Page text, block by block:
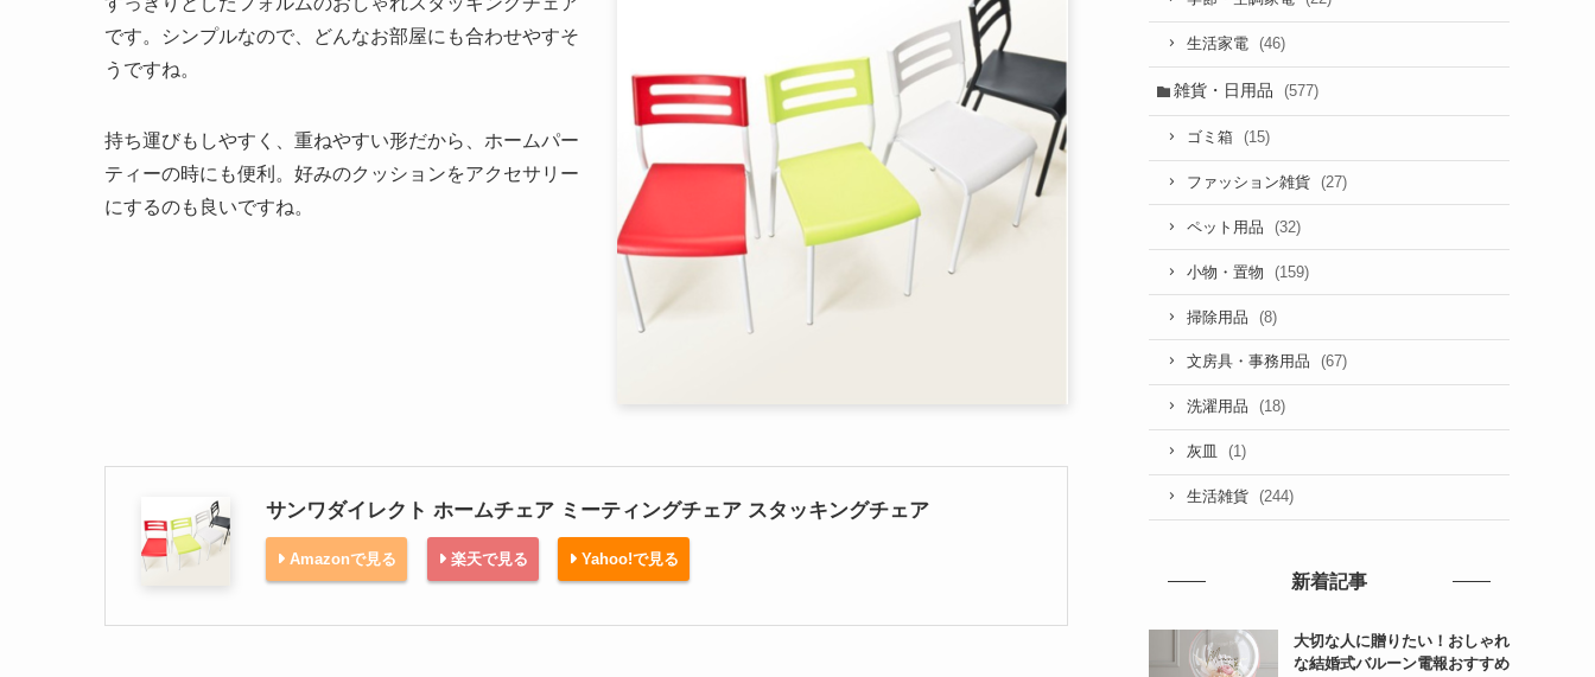
です。シンプルなので、どんなお部屋にも合わせやすそ
うですね。
持ち運びもしやすく、重ねやすい形だから、ホームパー
ティーの時にも便利。好みのクッションをアクセサリー
にするのも良いですね。
サンワダイレクト ホームチェア ミーティングチェア スタッキングチェア
Amazonで見る 楽天で見る Yahoo!で見る
生活家電 (46)
雑貨・日用品 (577)
ゴミ箱 (15)
ファッション雑貨 (27)
ペット用品 (32)
小物・置物 (159)
掃除用品 (8)
文房具・事務用品 (67)
洗濯用品 (18)
灰皿 (1)
生活雑貨 (244)
新着記事
大切な人に贈りたい！おしゃれ
な結婚式バルーン電報おすすめ